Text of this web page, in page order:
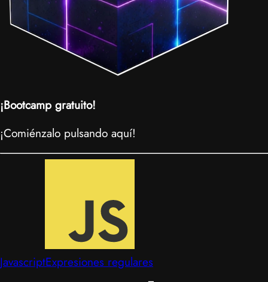
¡Bootcamp gratuito!
¡Comiénzalo pulsando aquí!
JavascriptExpresiones regulares